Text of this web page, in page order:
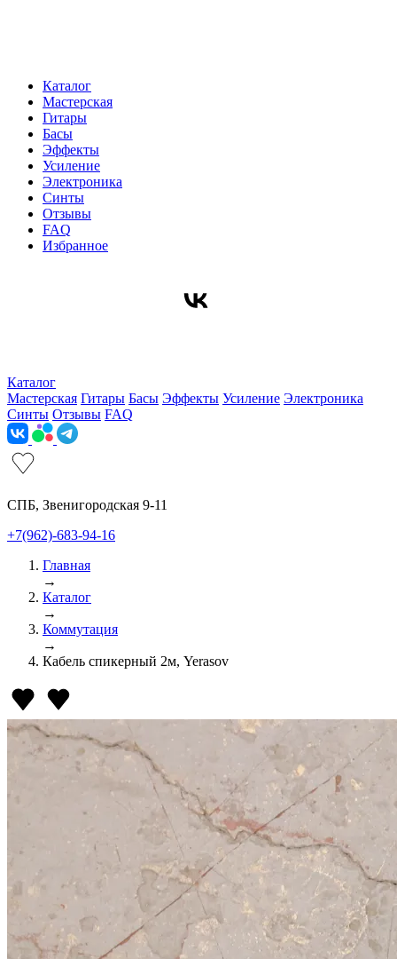
Каталог
Мастерская
Гитары
Басы
Эффекты
Усиление
Электроника
Синты
Отзывы
FAQ
Избранное
Каталог
Мастерская Гитары Басы Эффекты Усиление Электроника
Синты Отзывы FAQ
СПБ, Звенигородская 9-11
+7(962)-683-94-16
Главная
→
Каталог
→
Коммутация
→
Кабель спикерный 2м, Yerasov